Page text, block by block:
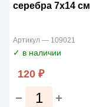
серебра 7х14 см
Артикул — 109021
✓ в наличии
120 ₽